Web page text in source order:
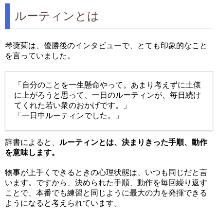
ルーティンとは
琴奨菊は、優勝後のインタビューで、とても印象的なこと
を言っていました。
「自分のことを一生懸命やって。あまり考えずに土俵
に上がろうと思って、一日のルーティンが、毎日続け
てくれた若い衆のおかげです。」
「一日中ルーティンでした。」
辞書によると、 ルーティンとは、決まりきった手順、動作
を意味します。
物事が上手くできるときの心理状態は、いつも同じだと言
います。ですから、決められた手順、動作を毎回繰り返す
ことで、本番でも練習と同じように最大の力を発揮できる
ようになると考えられています。